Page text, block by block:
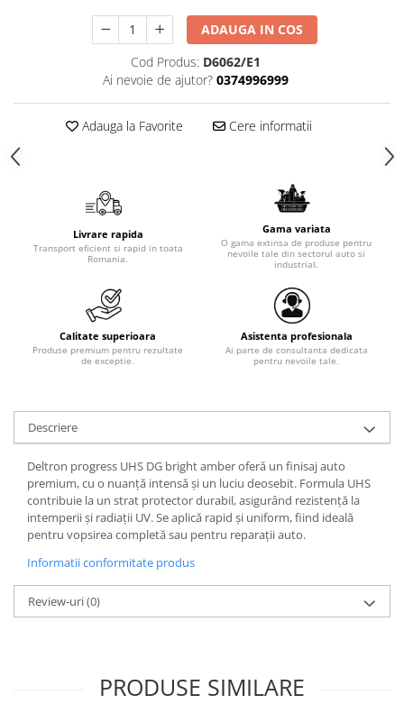
ADAUGA IN COS
Cod Produs: D6062/E1
Ai nevoie de ajutor? 0374996999
Adauga la Favorite Cere informatii
Livrare rapida
Transport eficient si rapid in toata
Romania.
Gama variata
O gama extinsa de produse pentru
nevoile tale din sectorul auto si
industrial.
Calitate superioara
Produse premium pentru rezultate
de exceptie.
Asistenta profesionala
Ai parte de consultanta dedicata
pentru nevoile tale.
Descriere
Deltron progress UHS DG bright amber oferă un finisaj auto
premium, cu o nuanță intensă și un luciu deosebit. Formula UHS
contribuie la un strat protector durabil, asigurând rezistență la
intemperii și radiații UV. Se aplică rapid și uniform, fiind ideală
pentru vopsirea completă sau pentru reparații auto.
Informatii conformitate produs
Review-uri(0)
PRODUSE SIMILARE